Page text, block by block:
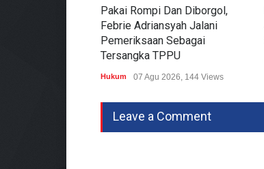
Pakai Rompi Dan Diborgol,
Febrie Adriansyah Jalani
Pemeriksaan Sebagai
Tersangka TPPU
Hukum 07 Agu 2026, 144 Views
Leave a Comment